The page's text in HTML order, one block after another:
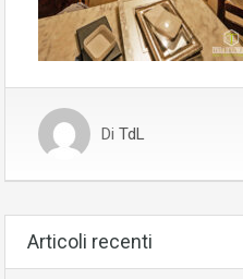
Di TdL
Articoli recenti